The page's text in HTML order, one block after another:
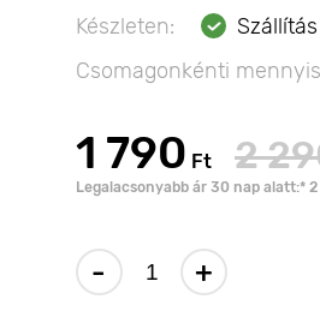
Készleten:
Csomagonkénti
1 790 Ft 2
Legalacsonyabb ár 30 nap alatt:*
- +